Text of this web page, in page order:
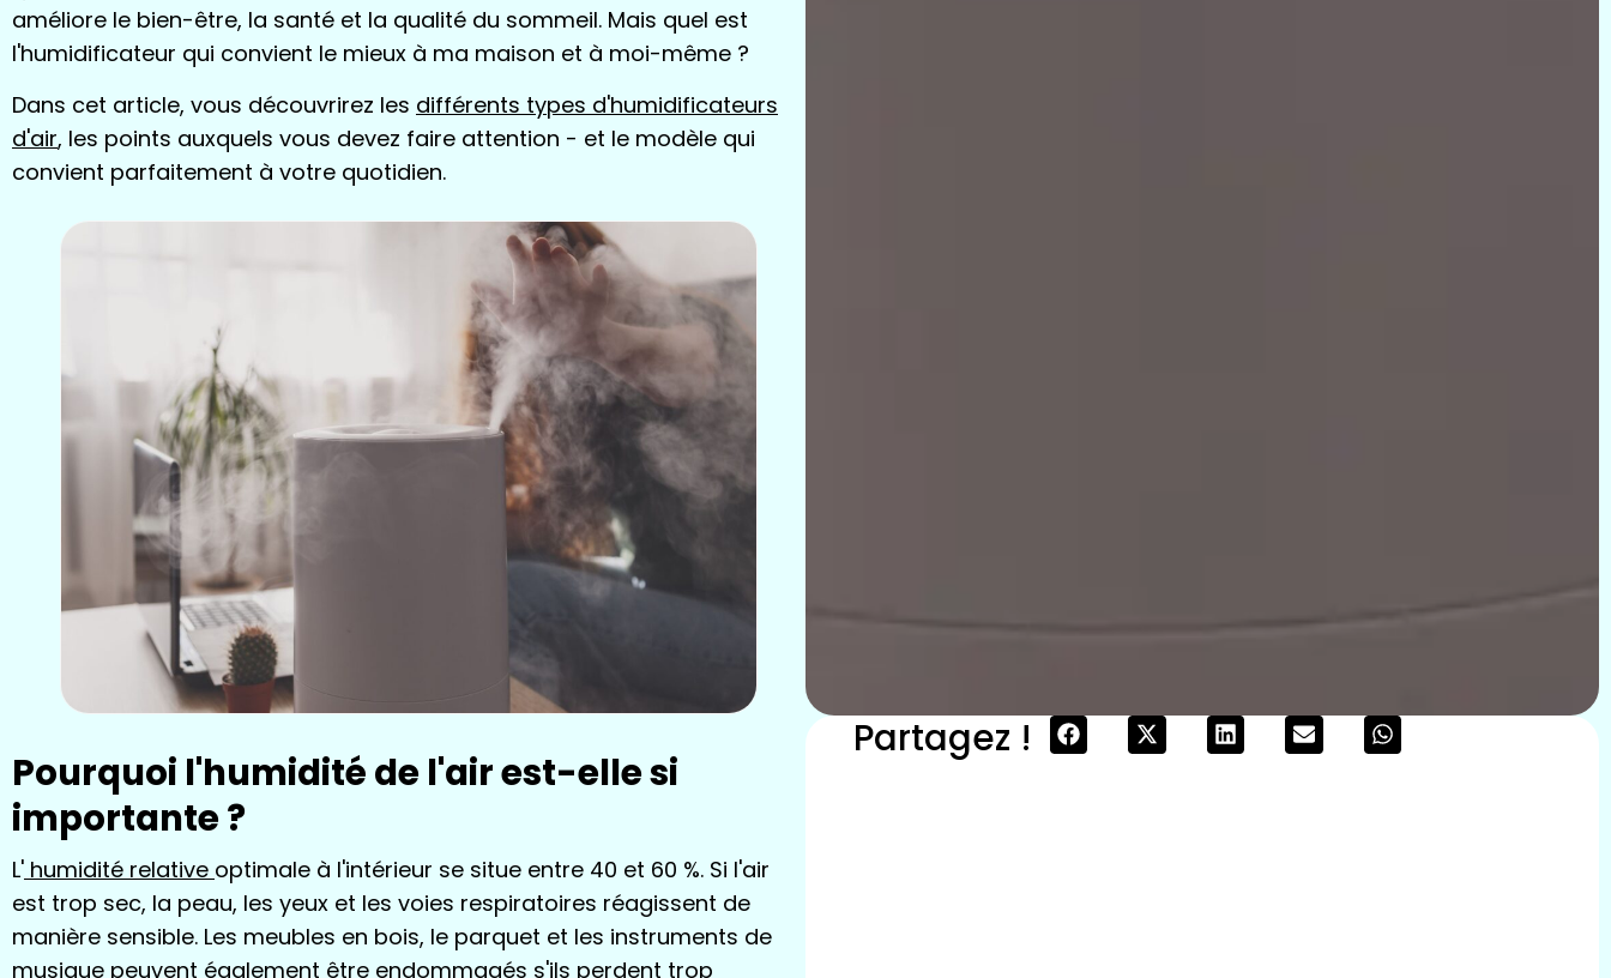
améliore le bien-être, la santé et la qualité du sommeil. Mais quel est
l'humidificateur qui convient le mieux à ma maison et à moi-même ?
Dans cet article, vous découvrirez les différents types d'humidificateurs
d'air, les points auxquels vous devez faire attention - et le modèle qui
convient parfaitement à votre quotidien.
Pourquoi l'humidité de l'air est-elle si
importante ?
L' humidité relative optimale à l'intérieur se situe entre 40 et 60 %. Si l'air
est trop sec, la peau, les yeux et les voies respiratoires réagissent de
manière sensible. Les meubles en bois, le parquet et les instruments de
musique peuvent également être endommagés s'ils perdent trop
Partagez !